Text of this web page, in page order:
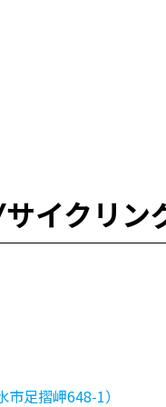
イクリン
足摺岬648-1）